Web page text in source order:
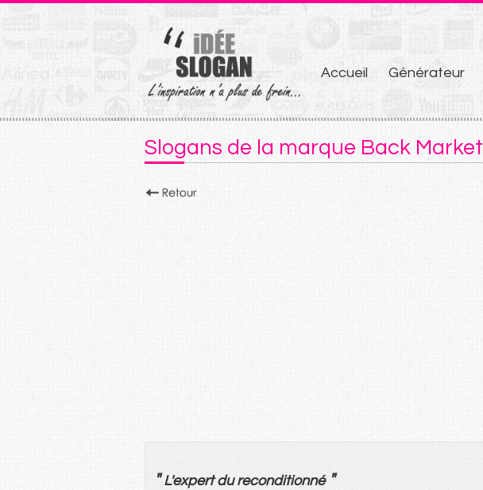
Aller
au
contenu
Accueil Générateur
Slogans de la marque Back Market
"L'expert du reconditionné "